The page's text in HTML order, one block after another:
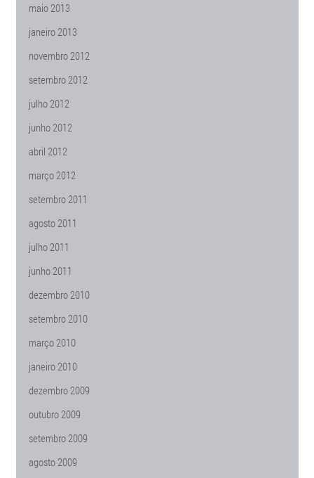
maio 2013
janeiro 2013
novembro 2012
setembro 2012
julho 2012
junho 2012
abril 2012
março 2012
setembro 2011
agosto 2011
julho 2011
junho 2011
dezembro 2010
setembro 2010
março 2010
janeiro 2010
dezembro 2009
outubro 2009
setembro 2009
agosto 2009